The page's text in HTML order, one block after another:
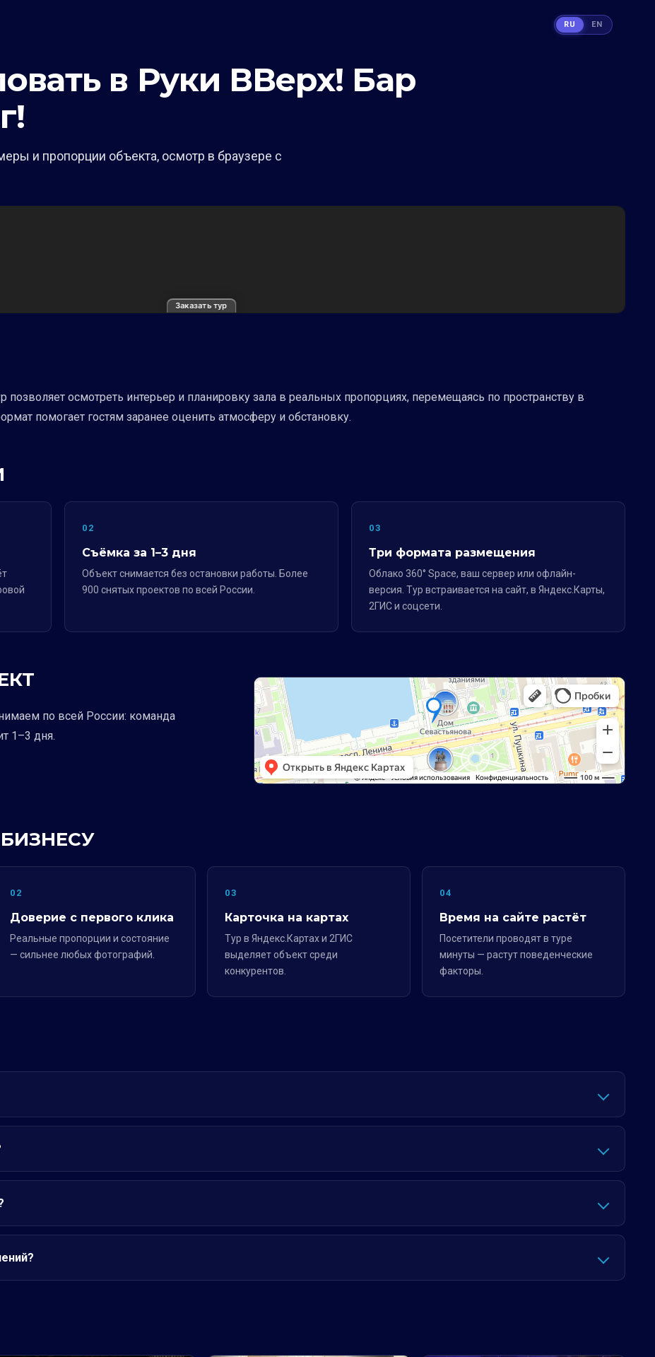
в Руки ВВерх! Бар
и пропорции объекта, осмотр в браузере с
Заказать тур
позволяет осмотреть интерьер и планировку зала в реальных пропорциях, перемещаясь по пространству в
помогает гостям заранее оценить атмосферу и обстановку.
02
Съёмка за 1–3 дня
Объект снимается без остановки работы. Более
900 снятых проектов по всей России.
03
Три формата размещения
Облако 360° Space, ваш сервер или офлайн-
версия. Тур встраивается на сайт, в Яндекс.Карты,
2ГИС и соцсети.
по всей России: команда
1–3 дня.
02
Доверие с первого клика
Реальные пропорции и состояние
— сильнее любых фотографий.
03
Карточка на картах
Тур в Яндекс.Картах и 2ГИС
выделяет объект среди
конкурентов.
04
Время на сайте растёт
Посетители проводят в туре
минуты — растут поведенческие
факторы.
RU EN